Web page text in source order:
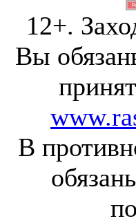
12+.
Вы
В